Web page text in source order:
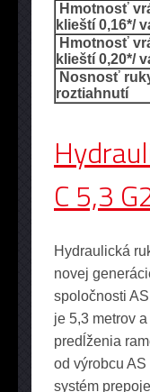
Hmotnosť
klieští 0,16*/
Hmotnosť
klieští 0,20*/
Nosnosť
roztiahnutí
C 5,3
Hydraulická
novej
spoločnosti
je 5,3 metrov
predĺženia
od výrobcu
systém